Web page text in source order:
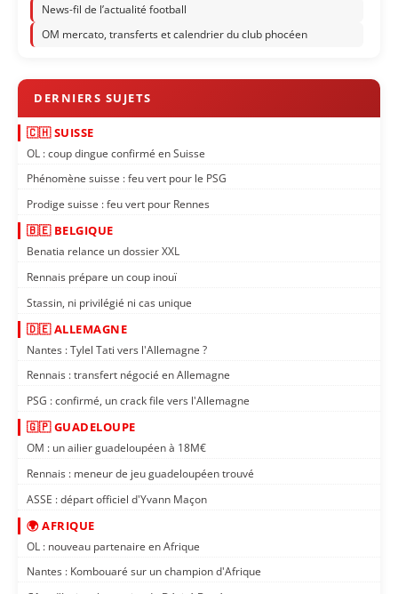
News-fil de l’actualité football
OM mercato, transferts et calendrier du club phocéen
🇨🇭 SUISSE
OL : coup dingue confirmé en Suisse
Phénomène suisse : feu vert pour le PSG
Prodige suisse : feu vert pour Rennes
🇧🇪 BELGIQUE
Benatia relance un dossier XXL
Rennais prépare un coup inouï
Stassin, ni privilégié ni cas unique
🇩🇪 ALLEMAGNE
Nantes : Tylel Tati vers l'Allemagne ?
Rennais : transfert négocié en Allemagne
PSG : confirmé, un crack file vers l'Allemagne
🇬🇵 GUADELOUPE
OM : un ailier guadeloupéen à 18M€
Rennais : meneur de jeu guadeloupéen trouvé
ASSE : départ officiel d'Yvann Maçon
🌍 AFRIQUE
OL : nouveau partenaire en Afrique
Nantes : Kombouaré sur un champion d'Afrique